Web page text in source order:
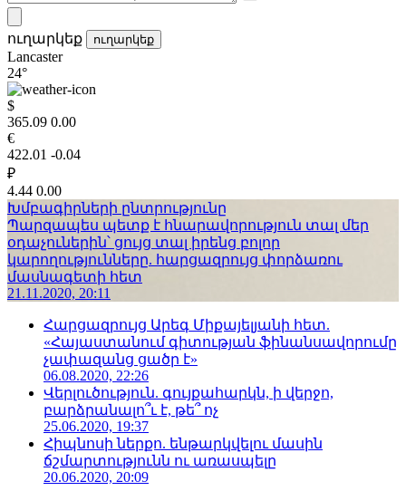
ուղարկեք ուղարկեք
Lancaster
24°
$
365.09 0.00
€
422.01 -0.04
₽
4.44 0.00
Խմբագիրների ընտրությունը
Պարզապես պետք է հնարավորություն տալ մեր
օդաչուներին՝ ցույց տալ իրենց բոլոր
կարողությունները. հարցազրույց փորձառու
մասնագետի հետ
21.11.2020, 20:11
Հարցազրույց Արեգ Միքայելյանի հետ.
«Հայաստանում գիտության ֆինանսավորումը
չափազանց ցածր է»
06.08.2020, 22:26
Վերլուծություն. գույքահարկն, ի վերջո,
բարձրանալո՞ւ է, թե՞ ոչ
25.06.2020, 19:37
Հիպնոսի ներքո. ենթարկվելու մասին
ճշմարտությունն ու առասպելը
20.06.2020, 20:09